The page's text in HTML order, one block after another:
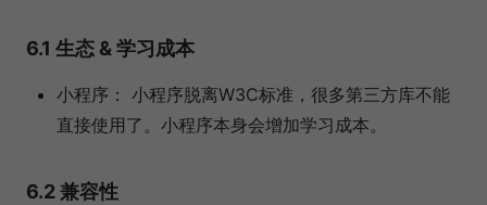
6.1 生态 & 学习成本
小程序： 小程序脱离W3C标准，很多第三方库不能
直接使用了。小程序本身会增加学习成本。
6.2 兼容性